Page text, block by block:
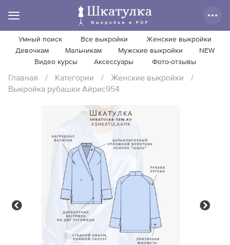
Умный поиск Все выкройки
Женские выкройки
Девочкам
Мальчикам Мужские выкройки
NEW
Видео курсы
Аксессуары Фото-отзывы
Главная / Категории / Женские выкройки
/
Выкройка рубашки Айрис954